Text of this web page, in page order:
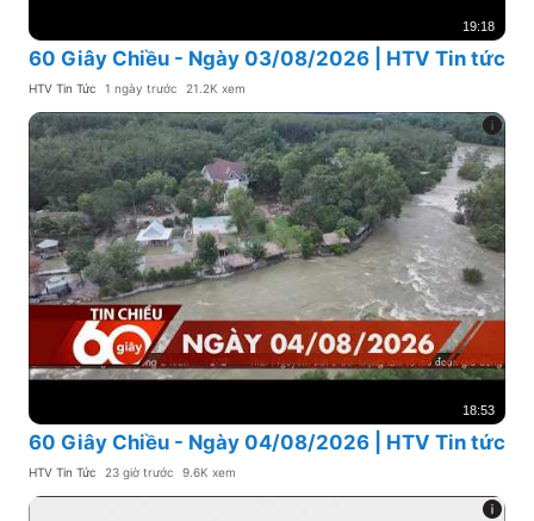
19:18
60 Giây Chiều - Ngày 03/08/2026 | HTV Tin tức
HTV Tin Tức 1 ngày trước 21.2K xem
18:53
60 Giây Chiều - Ngày 04/08/2026 | HTV Tin tức
HTV Tin Tức 23 giờ trước 9.6K xem